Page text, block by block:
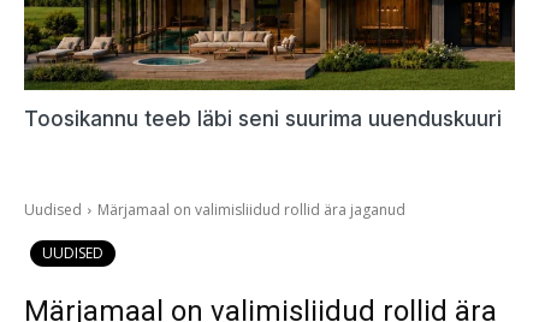
Toosikannu teeb läbi seni suurima uuenduskuuri